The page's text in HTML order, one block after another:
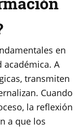
en
A
transmiten
Cuando
la reflexión
a que los